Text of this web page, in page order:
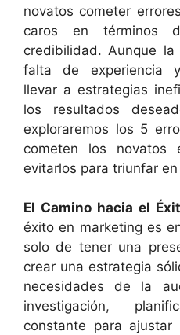
novatos cometer
caros en términos
credibilidad. Aunque
falta de experiencia
llevar a estrategias
los resultados
exploraremos los 5
cometen los novatos
evitarlos para triunfar
El Camino hacia el
éxito en marketing es
solo de tener una
crear una estrategia
necesidades de la
investigación,
constante para